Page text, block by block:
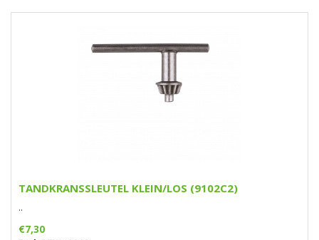
TANDKRANSSLEUTEL KLEIN/LOS (9102C2)
..
€7,30